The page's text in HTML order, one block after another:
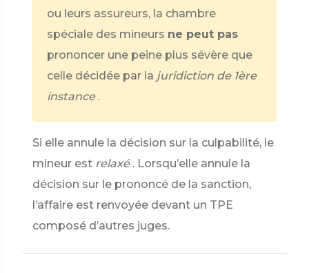
ou leurs assureurs, la chambre
spéciale des mineurs ne peut pas
prononcer une peine plus sévère que
celle décidée par la juridiction de 1ère
instance .
Si elle annule la décision sur la culpabilité, le
mineur est relaxé . Lorsqu’elle annule la
décision sur le prononcé de la sanction,
l’affaire est renvoyée devant un TPE
composé d’autres juges.